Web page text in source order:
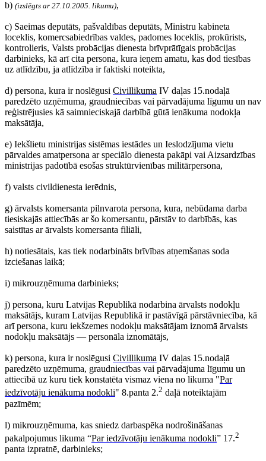
b) (izslēgts ar 27.10.2005. likumu),
c) Saeimas deputāts, pašvaldības deputāts, Ministru kabineta
loceklis, komercsabiedrības valdes, padomes loceklis, prokūrists,
kontrolieris, Valsts probācijas dienesta brīvprātīgais probācijas
darbinieks, kā arī cita persona, kura ieņem amatu, kas dod tiesības
uz atlīdzību, ja atlīdzība ir faktiski noteikta,
d) persona, kura ir noslēgusi Civillikuma IV daļas 15.nodaļā
paredzēto uzņēmuma, graudniecības vai pārvadājuma līgumu un nav
reģistrējusies kā saimnieciskajā darbībā gūtā ienākuma nodokļa
maksātāja,
e) Iekšlietu ministrijas sistēmas iestādes un Ieslodzījuma vietu
pārvaldes amatpersona ar speciālo dienesta pakāpi vai Aizsardzības
ministrijas padotībā esošas struktūrvienības militārpersona,
f) valsts civildienesta ierēdnis,
g) ārvalsts komersanta pilnvarota persona, kura, nebūdama darba
tiesiskajās attiecībās ar šo komersantu, pārstāv to darbībās, kas
saistītas ar ārvalsts komersanta filiāli,
h) notiesātais, kas tiek nodarbināts brīvības atņemšanas soda
izciešanas laikā;
i) mikrouzņēmuma darbinieks;
j) persona, kuru Latvijas Republikā nodarbina ārvalsts nodokļu
maksātājs, kuram Latvijas Republikā ir pastāvīgā pārstāvniecība, kā
arī persona, kuru iekšzemes nodokļu maksātājam iznomā ārvalsts
nodokļu maksātājs — personāla iznomātājs,
k) persona, kura ir noslēgusi Civillikuma IV daļas 15.nodaļā
paredzēto uzņēmuma, graudniecības vai pārvadājuma līgumu un
attiecībā uz kuru tiek konstatēta vismaz viena no likuma "Par
iedzīvotāju ienākuma nodokli" 8.panta 2.2 daļā noteiktajām
pazīmēm;
l) mikrouzņēmuma, kas sniedz darbaspēka nodrošināšanas
pakalpojumus likuma “Par iedzīvotāju ienākuma nodokli” 17.2
panta izpratnē, darbinieks;